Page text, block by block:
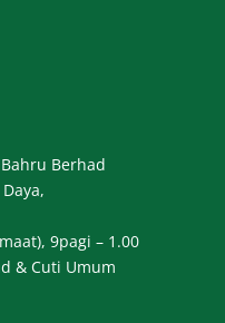
Berhad
9pagi – 1.00
& Cuti Umum